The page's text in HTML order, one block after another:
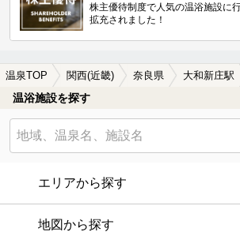
株主優待制度で人気の温浴施設に
拡充されました！
温泉TOP 関西(近畿) 奈良県 大和新庄駅
温浴施設を探す
エリアから探す
地図から探す